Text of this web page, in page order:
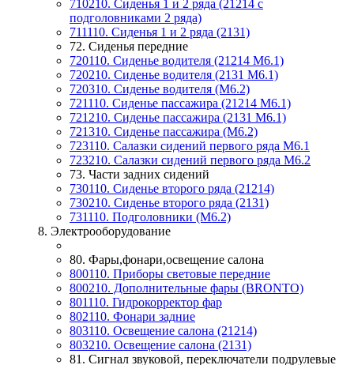
710210. Сиденья 1 и 2 ряда (21214 с
подголовниками 2 ряда)
711110. Сиденья 1 и 2 ряда (2131)
72. Сиденья передние
720110. Сиденье водителя (21214 М6.1)
720210. Сиденье водителя (2131 М6.1)
720310. Сиденье водителя (М6.2)
721110. Сиденье пассажира (21214 М6.1)
721210. Сиденье пассажира (2131 М6.1)
721310. Сиденье пассажира (М6.2)
723110. Салазки сидений первого ряда М6.1
723210. Салазки сидений первого ряда М6.2
73. Части задних сидений
730110. Сиденье второго ряда (21214)
730210. Сиденье второго ряда (2131)
731110. Подголовники (М6.2)
8. Электрооборудование
80. Фары,фонари,освещение салона
800110. Приборы световые передние
800210. Дополнительные фары (BRONTO)
801110. Гидрокорректор фар
802110. Фонари задние
803110. Освещение салона (21214)
803210. Освещение салона (2131)
81. Сигнал звуковой, переключатели подрулевые